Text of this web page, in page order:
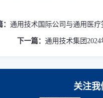
通用技术国际公司与通用医
下一篇： 通用技术集团2024
关注我